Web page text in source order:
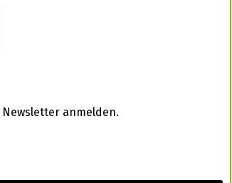
anmelden.